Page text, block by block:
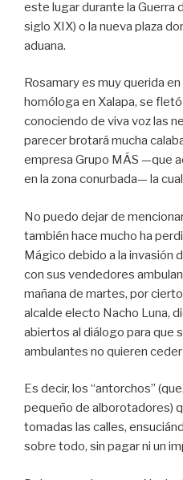
este lugar durante la Guerra
siglo XIX) o la nueva plaza
aduana.
Rosamary es muy querida
homóloga en Xalapa, se
conociendo de viva voz las
parecer brotará mucha
empresa Grupo MÁS —que
en la zona conurbada— la
No puedo dejar de
también hace mucho ha
Mágico debido a la invasión
con sus vendedores
mañana de martes, por
alcalde electo Nacho Luna,
abiertos al diálogo para que
ambulantes no quieren
Es decir, los “antorchos”
pequeño de alborotadores)
tomadas las calles,
sobre todo, sin pagar ni un